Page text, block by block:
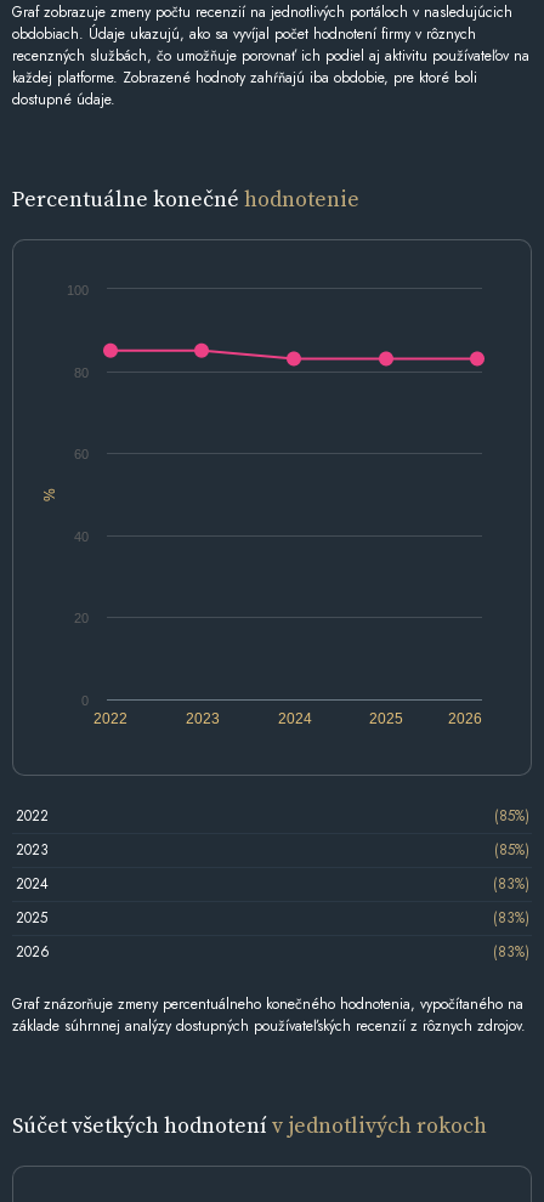
Graf zobrazuje zmeny počtu recenzií na jednotlivých portáloch v nasledujúcich
obdobiach. Údaje ukazujú, ako sa vyvíjal počet hodnotení firmy v rôznych
recenzných službách, čo umožňuje porovnať ich podiel aj aktivitu používateľov na
každej platforme. Zobrazené hodnoty zahŕňajú iba obdobie, pre ktoré boli
dostupné údaje.
Percentuálne konečné hodnotenie
%
2022 2024 2026
2023 2025
0
20
40
60
80
100
2022
(85%)
2023
(85%)
2024
(83%)
2025
(83%)
2026
(83%)
Graf znázorňuje zmeny percentuálneho konečného hodnotenia, vypočítaného na
základe súhrnnej analýzy dostupných používateľských recenzií z rôznych zdrojov.
Súčet všetkých hodnotenív jednotlivých rokoch